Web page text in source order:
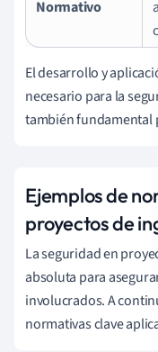
Normativo
El desarrollo y
necesario para la
también fundamental
Ejemplos de
proyectos de
La seguridad en
absoluta para
involucrados. A
normativas clave